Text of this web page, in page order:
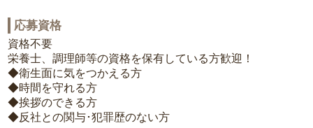
応募資格
資格不要
栄養士、調理師等の資格を保有している方歓迎！
◆衛生面に気をつかえる方
◆時間を守れる方
◆挨拶のできる方
◆反社との関与･犯罪歴のない方